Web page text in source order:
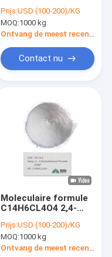
peroxide-initiatoren
Prijs:USD (100-200)/KG
MOQ:1000 kg
Ontvang de meest recente Prijs
Contact nu
Moleculaire formule
C14H6CL4O4 2,4-
HALAL
Prijs:USD (100-200)/KG
MOQ:1000 kg
Ontvang de meest recente Prijs